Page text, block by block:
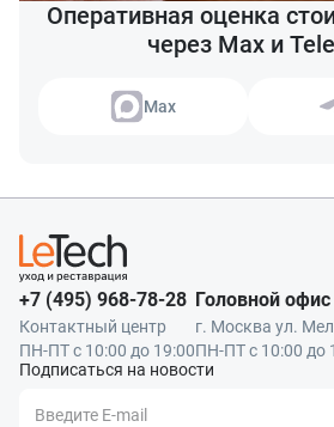
Оперативная оценка
через Max и
Max
+7 (495) 968-78-28
Контактный центр
ПН-ПТ с 10:00 до 19:00
Головной офис
г. Москва ул.
ПН-ПТ с 10:00 до
Подписаться на новости
Адрес подписки успешно добавлен